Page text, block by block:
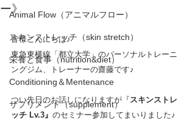
Animal Flow（アニマルフロー）
スキンストレッチ（skin stretch）
栄養と食事（nutrition&diet）
Conditioning＆Mentenance
サプリメント（supplement）
ー》
皆様こんにちは♪
東急東横線「都立大学」のパーソナルトレーニ
ングジム、トレーナーの齋藤です♪
つい先日のお話しになりますが『スキンストレ
ッチ Lv.3』 のセミナー参加してまいりました♪